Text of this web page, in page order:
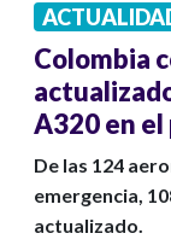
Colombia
A320 en el
De las 124
emergencia,
actualizado.